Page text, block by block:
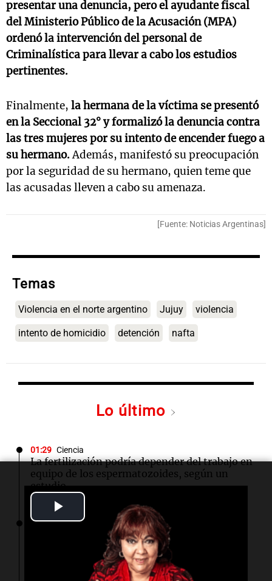
Video
presentar una denuncia, pero el ayudante fiscal
del Ministerio Público de la Acusación (MPA)
ordenó la intervención del personal de
Criminalística para llevar a cabo los estudios
pertinentes.
Finalmente, la hermana de la víctima se presentó
en la Seccional 32° y formalizó la denuncia contra
las tres mujeres por su intento de encender fuego a
su hermano.Además, manifestó su preocupación
por la seguridad de su hermano, quien teme que
las acusadas lleven a cabo su amenaza.
[Fuente: Noticias Argentinas]
Temas
Violencia en el norte argentino Jujuy violencia
intento de homicidio detención nafta
Lo último
01:29 Ciencia
La fertilización podría depender del trabajo en
equipo de los espermatozoides, según un
estudio
01:24 Mundo
Tiroteo en escuela secundaria de Tailandia:
varios heridos tras el ataque